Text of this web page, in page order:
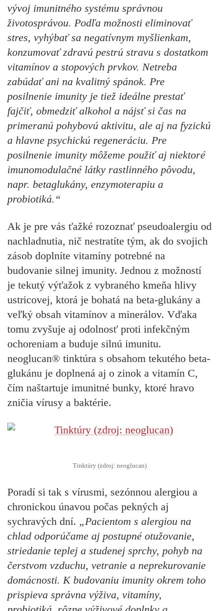
vývoj imunitného systému správnou
životosprávou. Podľa možnosti eliminovať
stres, vyhýbať sa negatívnym myšlienkam,
konzumovať zdravú pestrú stravu s dostatkom
vitamínov a stopových prvkov. Netreba
zabúdať ani na kvalitný spánok. Pre
posilnenie imunity je tiež ideálne prestať
fajčiť, obmedziť alkohol a nájsť si čas na
primeranú pohybovú aktivitu, ale aj na fyzickú
a hlavne psychickú regeneráciu. Pre
posilnenie imunity môžeme použiť aj niektoré
imunomodulačné látky rastlinného pôvodu,
napr. betaglukány, enzymoterapiu a
probiotiká.“
Ak je pre vás ťažké rozoznať pseudoalergiu od
nachladnutia, nič nestratíte tým, ak do svojich
zásob doplníte vitamíny potrebné na
budovanie silnej imunity. Jednou z možností
je tekutý výťažok z vybraného kmeňa hlivy
ustricovej, ktorá je bohatá na beta-glukány a
veľký obsah vitamínov a minerálov. Vďaka
tomu zvyšuje aj odolnosť proti infekčným
ochoreniam a buduje silnú imunitu.
neoglucan® tinktúra s obsahom tekutého beta-
glukánu je doplnená aj o zinok a vitamín C,
čím naštartuje imunitné bunky, ktoré hravo
zničia vírusy a baktérie.
Tinktúry (zdroj: neoglucan)
Poradí si tak s vírusmi, sezónnou alergiou a
chronickou únavou počas pekných aj
sychravých dní. „Pacientom s alergiou na
chlad odporúčame aj postupné otužovanie,
striedanie teplej a studenej sprchy, pohyb na
čerstvom vzduchu, vetranie a neprekurovanie
domácnosti. K budovaniu imunity okrem toho
prispieva správna výživa, vitamíny,